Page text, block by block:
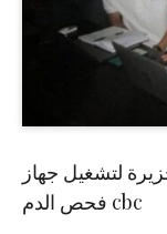
لتشغيل جهاز
فحص الدم cbc